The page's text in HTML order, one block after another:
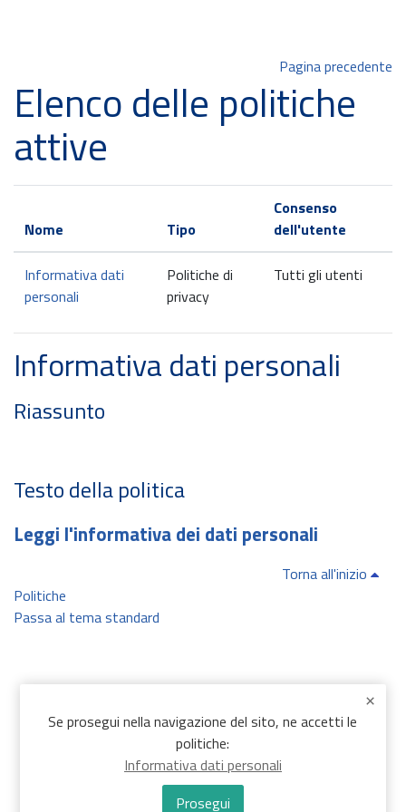
Pagina precedente
Elenco delle politiche
attive
Nome Tipo
Consenso
dell'utente
Informativa dati
personali
Politiche di
privacy
Tutti gli utenti
Informativa dati personali
Riassunto
Testo della politica
Leggi l'informativa dei dati personali
Torna all'inizio
Politiche
Passa al tema standard
Se prosegui nella navigazione del sito, ne accetti le
politiche:
Informativa dati personali
Prosegui